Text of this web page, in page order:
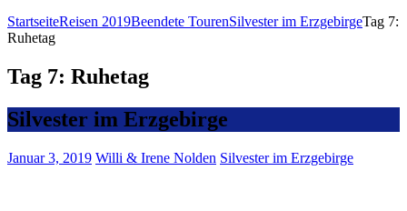
StartseiteReisen 2019Beendete TourenSilvester im ErzgebirgeTag 7:
Ruhetag
Tag 7: Ruhetag
Silvester im Erzgebirge
Januar 3, 2019 Willi & Irene Nolden Silvester im Erzgebirge